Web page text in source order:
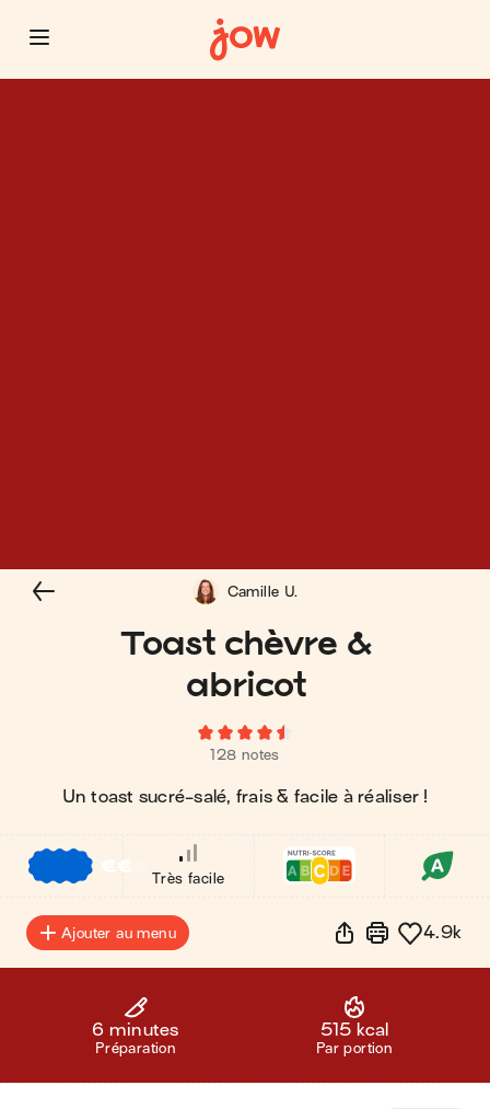
Toast chèvre &
abricot
128 notes
Un toast sucré-salé, frais & facile à réaliser !
Camille U.
€€
Très facile
Ajouter au menu 4.9k
6 minutes
Préparation
515 kcal
Par portion